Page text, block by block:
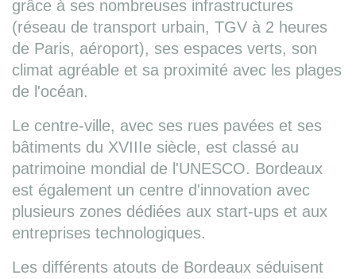
grâce à ses nombreuses infrastructures
(réseau de transport urbain, TGV à 2 heures
de Paris, aéroport), ses espaces verts, son
climat agréable et sa proximité avec les plages
de l'océan.
Le centre-ville, avec ses rues pavées et ses
bâtiments du XVIIIe siècle, est classé au
patrimoine mondial de l'UNESCO. Bordeaux
est également un centre d'innovation avec
plusieurs zones dédiées aux start-ups et aux
entreprises technologiques.
Les différents atouts de Bordeaux séduisent